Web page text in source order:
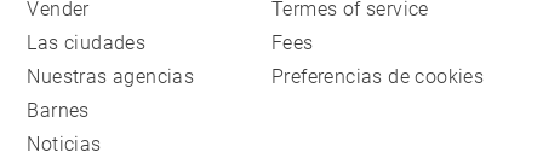
Vender
Las ciudades
Nuestras agencias
Barnes
Noticias
Termes of service
Fees
Preferencias de cookies